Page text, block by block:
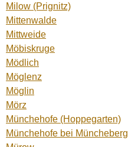
Milow (Prignitz)
Mittenwalde
Mittweide
Möbiskruge
Mödlich
Möglenz
Möglin
Mörz
Münchehofe (Hoppegarten)
Münchehofe bei Müncheberg